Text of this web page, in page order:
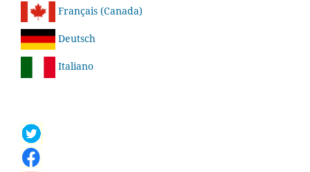
Français (Canada)
Deutsch
Italiano